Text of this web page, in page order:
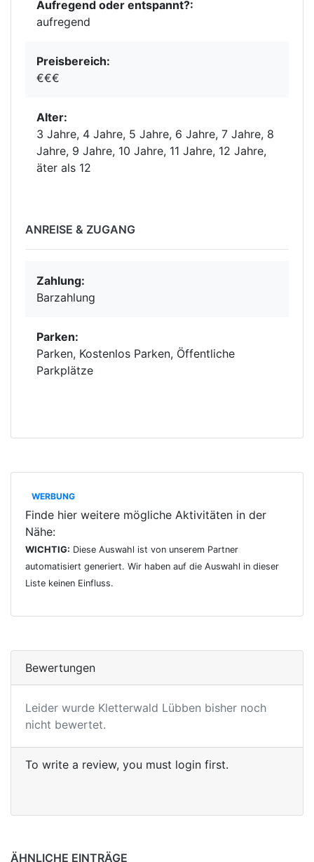
Aufregend oder entspannt?:
aufregend
Preisbereich:
€€€
Alter:
3 Jahre, 4 Jahre, 5 Jahre, 6 Jahre, 7 Jahre, 8
Jahre, 9 Jahre, 10 Jahre, 11 Jahre, 12 Jahre,
äter als 12
ANREISE & ZUGANG
Zahlung:
Barzahlung
Parken:
Parken, Kostenlos Parken, Öffentliche
Parkplätze
WERBUNG
Finde hier weitere mögliche Aktivitäten in der
Nähe:
WICHTIG: Diese Auswahl ist von unserem Partner
automatisiert generiert. Wir haben auf die Auswahl in dieser
Liste keinen Einfluss.
Bewertungen
Leider wurde Kletterwald Lübben bisher noch
nicht bewertet.
To write a review, you must login first.
ÄHNLICHE EINTRÄGE